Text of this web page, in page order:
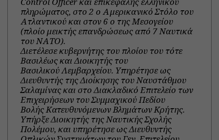
πληρώματος, στο 2 ο Αμερικανικό Στόλο του
Ατλαντικού και στον 6 ο της Μεσογείου
(πλοίο μεικτής επανδρώσεως από 7 Ναυτικά
του ΝΑΤΟ).
Διετέλεσε κυβερνήτης του πλοίου του τότε
Βασιλέως και Διοικητής του
Βασιλικού Λεμβαρχείου. Υπηρέτησε ως
Διευθυντής της Διοίκησης του Ναυστάθμου
Σαλαμίνας και στο Διακλαδικό Επιτελείο των
Επιχειρήσεων του Συμμαχικού Πεδίου
Βολής Κατευθυνόμενων Βλημάτων Κρήτης.
Υπήρξε Διοικητής της Ναυτικής Σχολής
Πολέμου, και υπηρέτησε ως Διευθυντής